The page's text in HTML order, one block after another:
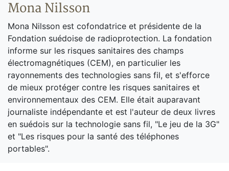
Mona Nilsson
Mona Nilsson est cofondatrice et présidente de la
Fondation suédoise de radioprotection. La fondation
informe sur les risques sanitaires des champs
électromagnétiques (CEM), en particulier les
rayonnements des technologies sans fil, et s'efforce
de mieux protéger contre les risques sanitaires et
environnementaux des CEM. Elle était auparavant
journaliste indépendante et est l'auteur de deux livres
en suédois sur la technologie sans fil, "Le jeu de la 3G"
et "Les risques pour la santé des téléphones
portables".